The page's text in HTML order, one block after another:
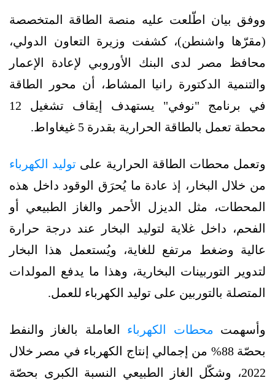
ووفق بيان اطّلعت عليه منصة الطاقة المتخصصة
(مقرّها واشنطن)، كشفت وزيرة التعاون الدولي،
محافظ مصر لدى البنك الأوروبي لإعادة الإعمار
والتنمية الدكتورة رانيا المشاط، أن محور الطاقة
في برنامج "نوفي" يستهدف إيقاف تشغيل 12
محطة تعمل بالطاقة الحرارية بقدرة 5 غيغاواط.
وتعمل محطات الطاقة الحرارية على توليد الكهرباء
من خلال البخار، إذ عادة ما يُحرَق الوقود داخل هذه
المحطات، مثل الديزل الأحمر والغاز الطبيعي أو
الفحم، داخل غلاية لتوليد البخار عند درجة حرارة
عالية وضغط مرتفع للغاية، ويُستعمل هذا البخار
لتدوير التوربينات البخارية، وهذا ما يدفع المولدات
المتصلة بالتوربين على توليد الكهرباء للعمل.
وأسهمت محطات الكهرباء العاملة بالغاز والنفط
بحصّة 88% من إجمالي إنتاج الكهرباء في مصر خلال
2022، وشكّل الغاز الطبيعي النسبة الكبرى بحصّة